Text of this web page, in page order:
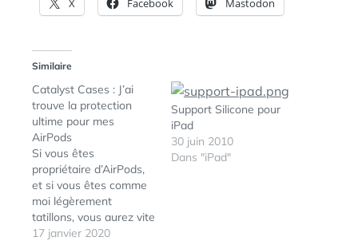
X Facebook Mastodon
Similaire
Catalyst Cases : J’ai
trouve la protection
ultime pour mes
AirPods
Si vous êtes
propriétaire d’AirPods,
et si vous êtes comme
moi légèrement
tatillons, vous aurez vite
fait de constater que
17 janvier 2020
Support Silicone pour
iPad
30 juin 2010
Dans "iPad"